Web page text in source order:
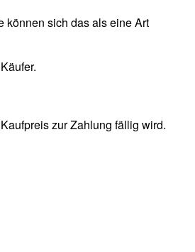
können sich das als eine Art
zur Zahlung fällig wird.